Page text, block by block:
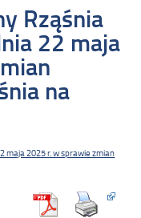
Rząśnia
22 maja
na
maja 2025 r. w sprawie zmian